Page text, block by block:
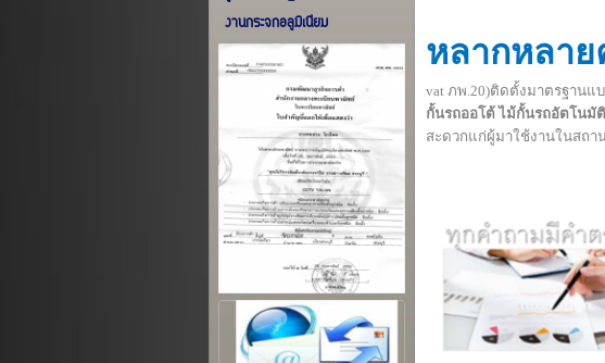
งานกระจกอลูมิเนียม
หลากหลาย
vat ภพ.20)ติดตั้งมาตรฐาน
กั้นรถออโต้ ไม้กั้นรถอัตโนมั
สะดวกแก่ผู้มาใช้งานในสถา